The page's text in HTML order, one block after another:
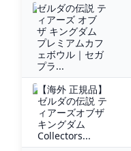
ゼルダの伝説 テ
ィアーズ オブ
ザ キングダム
プレミアムカフ
ェボウル｜セガ
プラ...
【海外 正規品】
ゼルダの伝説 テ
ィアーズオブザ
キングダム
Collectors...